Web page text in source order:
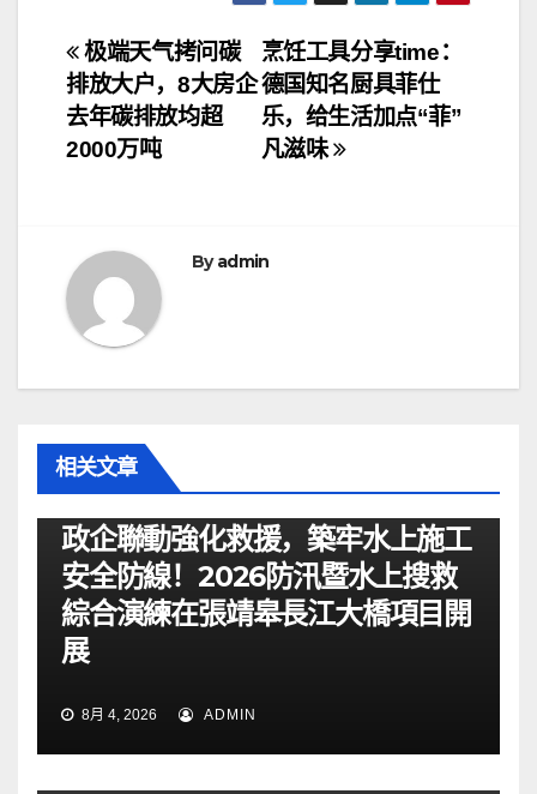
文
章
导
烹饪工具分享time：
德国知名厨具菲仕
乐，给生活加点“菲”
凡滋味
极端天气拷问碳
排放大户，8大房企
去年碳排放均超
2000万吨
Byadmin
相关文章
政企聯動強化救援，築牢水上施工
安全防線！2026防汛暨水上搜救
綜合演練在張靖皋長江大橋項目開
展
8月 4, 2026 ADMIN